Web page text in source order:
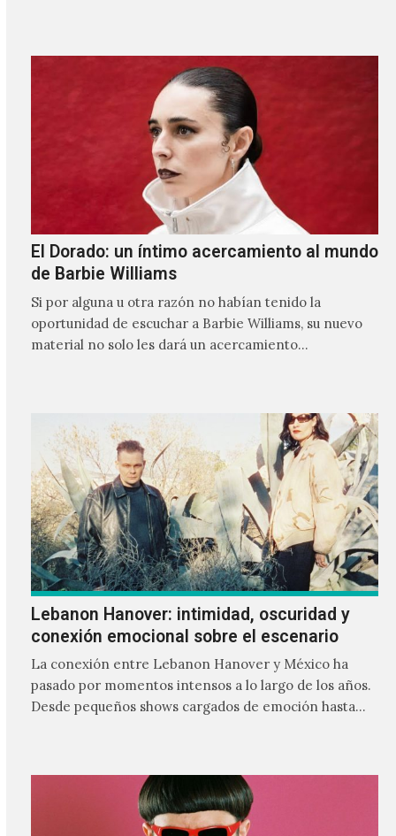
El Dorado: un íntimo acercamiento al mundo
de Barbie Williams
Si por alguna u otra razón no habían tenido la
oportunidad de escuchar a Barbie Williams, su nuevo
material no solo les dará un acercamiento…
Lebanon Hanover: intimidad, oscuridad y
conexión emocional sobre el escenario
La conexión entre Lebanon Hanover y México ha
pasado por momentos intensos a lo largo de los años.
Desde pequeños shows cargados de emoción hasta
mezcla de post-punk, coldwave y letras
profundamente melancólicas.